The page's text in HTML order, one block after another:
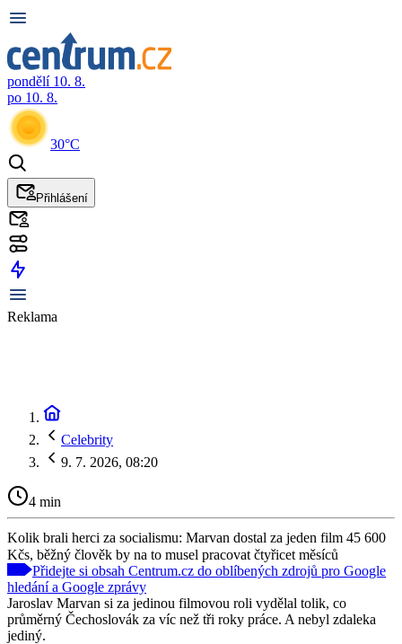
pondělí 10. 8.
po 10. 8.
30°C
Přihlášení
Reklama
Celebrity
9. 7. 2026, 08:20
4 min
Kolik brali herci za socialismu: Marvan dostal za jeden film 45 600
Kčs, běžný člověk by na to musel pracovat čtyřicet měsíců
Přidejte si obsah Centrum.cz do oblíbených zdrojů pro Google
hledání a Google zprávy
Jaroslav Marvan si za jedinou filmovou roli vydělal tolik, co
průměrný Čechoslovák za víc než tři roky práce. A nebyl zdaleka
jediný.